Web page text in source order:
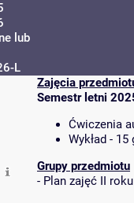
lub
L
Zajęcia
Semestr letni
Ćwiczenia
Wykład - 15
Grupy przedmiotu
- Plan zajęć II